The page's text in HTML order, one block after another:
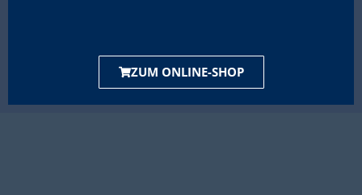
ZUM ONLINE-SHOP